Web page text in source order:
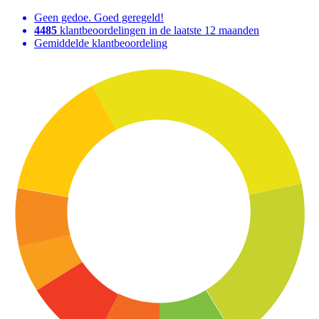
Geen gedoe. Goed geregeld!
4485 klantbeoordelingen in de laatste 12 maanden
Gemiddelde klantbeoordeling